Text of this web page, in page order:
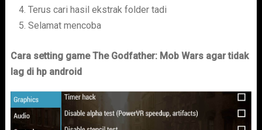
Terus cari hasil ekstrak folder tadi
Selamat mencoba
Cara setting game The Godfather: Mob Wars agar tidak
lag di hp android